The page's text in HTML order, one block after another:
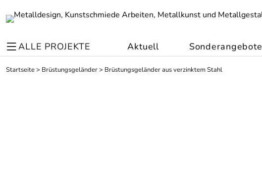
ALLE PROJEKTE Aktuell Sonderangebote
Startseite> Brüstungsgeländer> Brüstungsgeländer aus verzinktem Stahl